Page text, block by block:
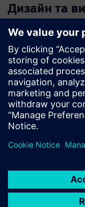
Дизайн та
мікросхем
Набір інструментів
ефективну та
мікросхем для всіх
проектування,
графіки стрічок.
Вчіться у